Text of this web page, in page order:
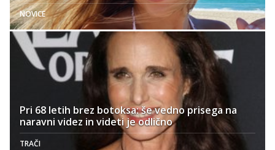
NOVICE
Pri 68 letih brez botoksa: še vedno prisega na
naravni videz in videti je odlično
TRAČI